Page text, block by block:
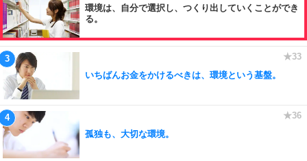
環境は、自分で選択し、つくり出していくことができ
る。
いちばんお金をかけるべきは、環境という基盤。
孤独も、大切な環境。